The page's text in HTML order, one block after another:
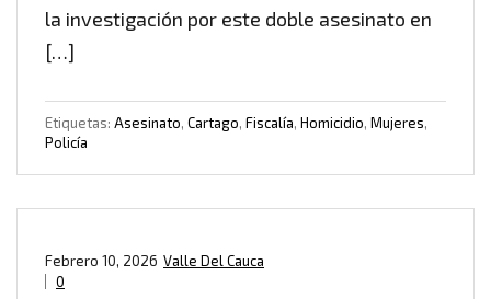
la investigación por este doble asesinato en
[…]
Etiquetas: Asesinato, Cartago, Fiscalía, Homicidio, Mujeres,
Policía
Valle Del Cauca
Febrero 10, 2026
0